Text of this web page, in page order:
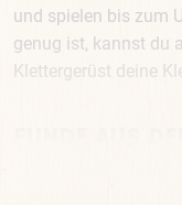
und spielen bis zum
genug ist, kannst du
Klettergerüst deine
FUNDE AUS